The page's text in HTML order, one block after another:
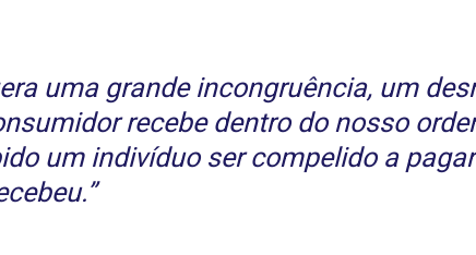
uma grande incongruência, um
recebe dentro do nosso
um indivíduo ser compelido a